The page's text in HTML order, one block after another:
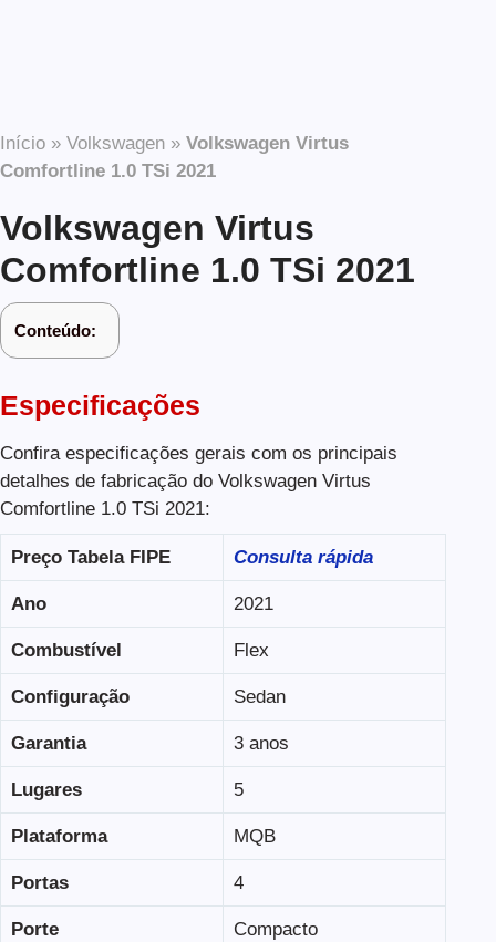
Início » Volkswagen » Volkswagen Virtus
Comfortline 1.0 TSi 2021
Volkswagen Virtus
Comfortline 1.0 TSi 2021
Conteúdo:
Especificações
Confira especificações gerais com os principais
detalhes de fabricação do Volkswagen Virtus
Comfortline 1.0 TSi 2021:
Preço Tabela FIPE Consulta rápida
Ano 2021
Combustível Flex
Configuração Sedan
Garantia 3 anos
Lugares 5
Plataforma MQB
Portas 4
Porte Compacto